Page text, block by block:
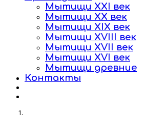
Мытищи XXI век
Мытищи XX век
Мытищи XIX век
Мытищи XVIII век
Мытищи XVII век
Мытищи XVI век
Мытищи древние
Контакты